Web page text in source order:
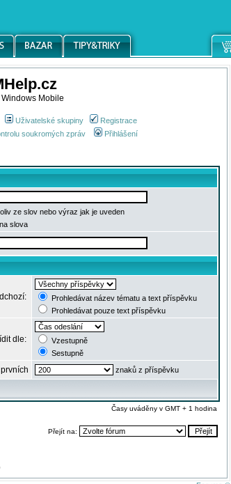
Mobile
Uživatelské skupiny
Registrace
soukromých zpráv Přihlášení
ze slov nebo výraz jak je uveden
slova
Prohledávat název tématu a text příspěvku
Prohledávat pouze text příspěvku
dle:
Vzestupně
Sestupně
znaků z příspěvku
Časy uváděny v GMT + 1 hodina
Přejít na: